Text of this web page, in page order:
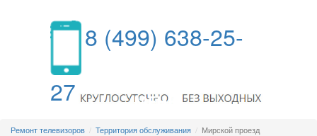
8 (499) 638-25-
27
МЕНЮ
Ремонт телевизоров Территория обслуживания Мирской проезд